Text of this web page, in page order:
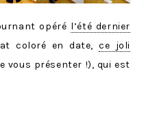
opéré l’été dernier
coloré en date,ce joli
vous présenter !), qui est